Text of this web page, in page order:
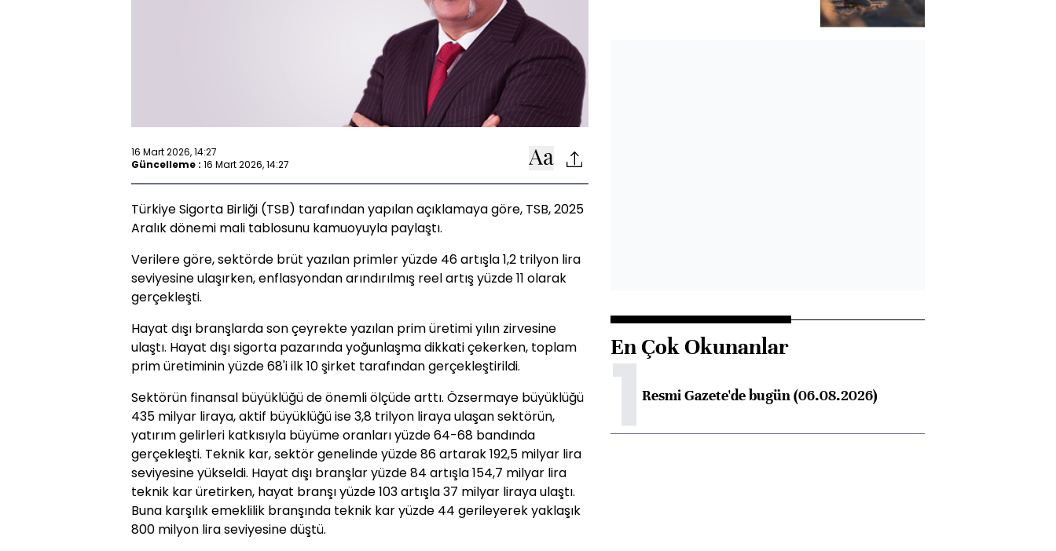
16 Mart 2026, 14:27
Güncelleme : 16 Mart 2026, 14:27
Türkiye Sigorta Birliği (TSB) tarafından yapılan açıklamaya göre, TSB, 2025
Aralık dönemi mali tablosunu kamuoyuyla paylaştı.
Verilere göre, sektörde brüt yazılan primler yüzde 46 artışla 1,2 trilyon lira
seviyesine ulaşırken, enflasyondan arındırılmış reel artış yüzde 11 olarak
gerçekleşti.
Hayat dışı branşlarda son çeyrekte yazılan prim üretimi yılın zirvesine
ulaştı. Hayat dışı sigorta pazarında yoğunlaşma dikkati çekerken, toplam
prim üretiminin yüzde 68'i ilk 10 şirket tarafından gerçekleştirildi.
Sektörün finansal büyüklüğü de önemli ölçüde arttı. Özsermaye büyüklüğü
435 milyar liraya, aktif büyüklüğü ise 3,8 trilyon liraya ulaşan sektörün,
yatırım gelirleri katkısıyla büyüme oranları yüzde 64-68 bandında
gerçekleşti. Teknik kar, sektör genelinde yüzde 86 artarak 192,5 milyar lira
seviyesine yükseldi. Hayat dışı branşlar yüzde 84 artışla 154,7 milyar lira
teknik kar üretirken, hayat branşı yüzde 103 artışla 37 milyar liraya ulaştı.
Buna karşılık emeklilik branşında teknik kar yüzde 44 gerileyerek yaklaşık
800 milyon lira seviyesine düştü.
En Çok Okunanlar
1Resmi Gazete'de bugün (06.08.2026)